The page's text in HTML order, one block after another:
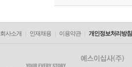
회사소개 인재채용 이용약관 개인정보처리방침